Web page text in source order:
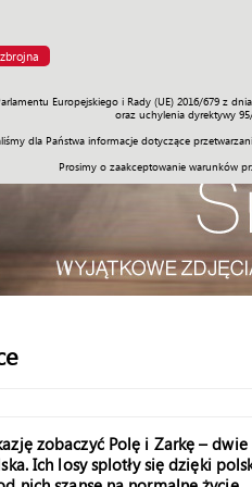
Europejskiego i Rady (UE) 2016/679 z
oraz uchylenia dyrektywy
dla Państwa informacje dotyczące
Prosimy o zaakceptowanie warunków
Prawo Świat
zobaczyć Polę i Zarkę –
Ich losy splotły się dzięki